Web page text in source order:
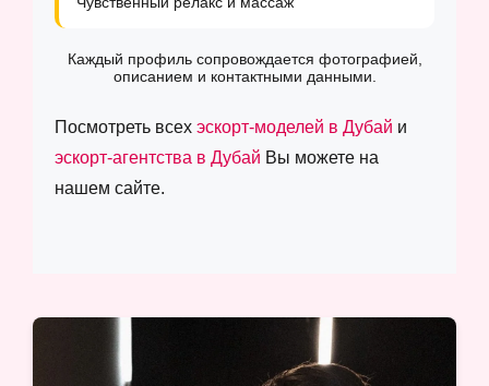
Каждый профиль сопровождается фотографией,
описанием и контактными данными.
Посмотреть всех эскорт-моделей в Дубай и
эскорт-агентства в Дубай Вы можете на
нашем сайте.